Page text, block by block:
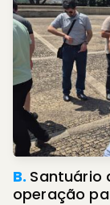
B. Santuário
operação